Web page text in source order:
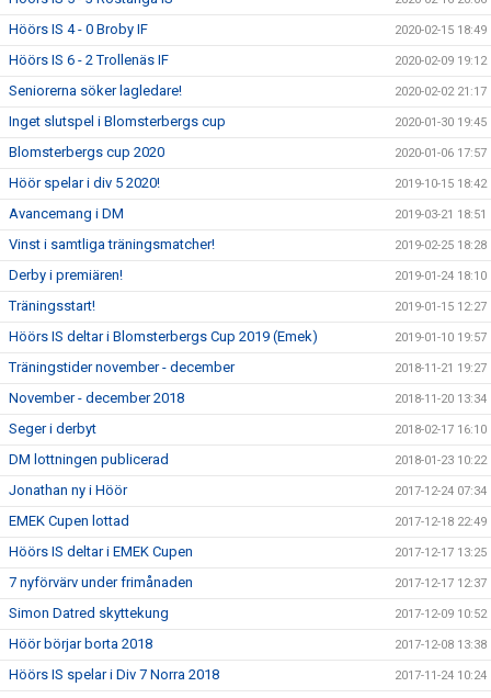
Höörs IS 4 - 0 Broby IF 2020-02-15 18:49
Höörs IS 6 - 2 Trollenäs IF 2020-02-09 19:12
Seniorerna söker lagledare! 2020-02-02 21:17
Inget slutspel i Blomsterbergs cup 2020-01-30 19:45
Blomsterbergs cup 2020 2020-01-06 17:57
Höör spelar i div 5 2020! 2019-10-15 18:42
Avancemang i DM 2019-03-21 18:51
Vinst i samtliga träningsmatcher! 2019-02-25 18:28
Derby i premiären! 2019-01-24 18:10
Träningsstart! 2019-01-15 12:27
Höörs IS deltar i Blomsterbergs Cup 2019 (Emek) 2019-01-10 19:57
Träningstider november - december 2018-11-21 19:27
November - december 2018 2018-11-20 13:34
Seger i derbyt 2018-02-17 16:10
DM lottningen publicerad 2018-01-23 10:22
Jonathan ny i Höör 2017-12-24 07:34
EMEK Cupen lottad 2017-12-18 22:49
Höörs IS deltar i EMEK Cupen 2017-12-17 13:25
7 nyförvärv under frimånaden 2017-12-17 12:37
Simon Datred skyttekung 2017-12-09 10:52
Höör börjar borta 2018 2017-12-08 13:38
Höörs IS spelar i Div 7 Norra 2018 2017-11-24 10:24